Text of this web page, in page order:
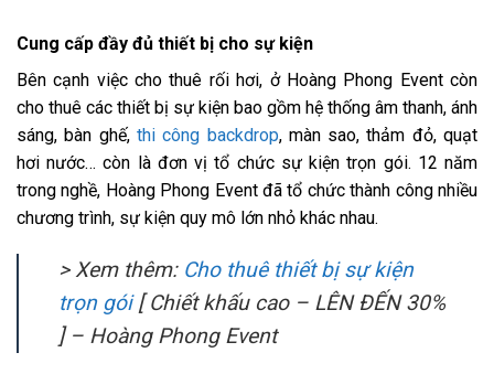
Cung cấp đầy đủ thiết bị cho sự kiện
Bên cạnh việc cho thuê rối hơi, ở Hoàng Phong Event còn
cho thuê các thiết bị sự kiện bao gồm hệ thống âm thanh, ánh
sáng, bàn ghế, thi công backdrop, màn sao, thảm đỏ, quạt
hơi nước… còn là đơn vị tổ chức sự kiện trọn gói. 12 năm
trong nghề, Hoàng Phong Event đã tổ chức thành công nhiều
chương trình, sự kiện quy mô lớn nhỏ khác nhau.
> Xem thêm: Cho thuê thiết bị sự kiện
trọn gói[ Chiết khấu cao – LÊN ĐẾN 30%
] – Hoàng Phong Event